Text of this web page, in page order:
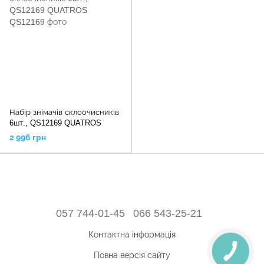
Набір знімачів склоочисників
6шт., QS12169 QUATROS
2 996 грн
057 744-01-45 066 543-25-21
Контактна інформація
Повна версія сайту